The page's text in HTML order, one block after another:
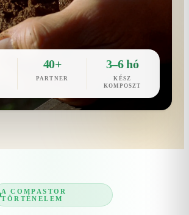
40+
PARTNER
3–6 hó
KÉSZ
KOMPOSZT
A COMPASTOR
TÖRTÉNELEM